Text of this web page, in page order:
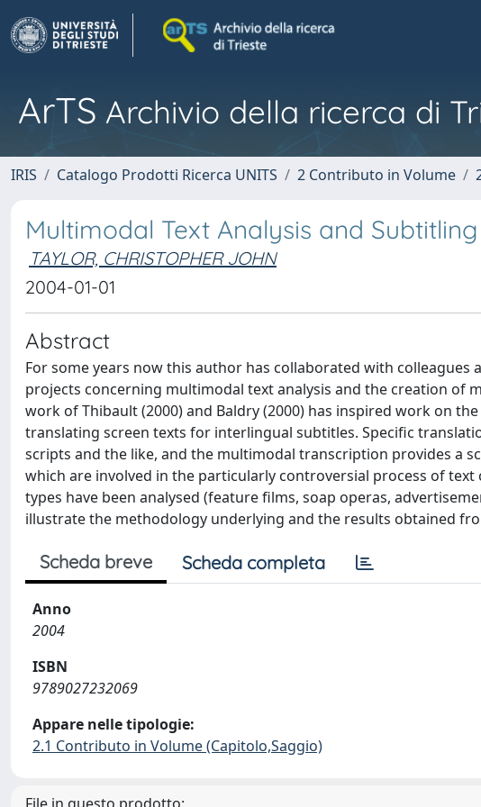
ArTS Archivio della ricerca di
IRIS Catalogo Prodotti Ricerca UNITS 2 Contributo in Volume
Multimodal Text Analysis and Subtitling
TAYLOR, CHRISTOPHER JOHN
2004-01-01
Abstract
For some years now this author has collaborated with colleagues
projects concerning multimodal text analysis and the creation of
work of Thibault (2000) and Baldry (2000) has inspired work on
translating screen texts for interlingual subtitles. Specific
scripts and the like, and the multimodal transcription provides a
which are involved in the particularly controversial process of
types have been analysed (feature films, soap operas,
illustrate the methodology underlying and the results obtained
Scheda breve Scheda completa
Anno
2004
ISBN
9789027232069
Appare nelle tipologie:
2.1 Contributo in Volume (Capitolo,Saggio)